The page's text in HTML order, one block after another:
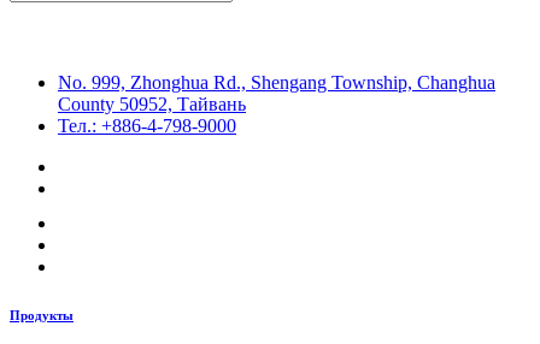
No. 999, Zhonghua Rd., Shengang Township, Changhua
County 50952, Тайвань
Тел.: +886-4-798-9000
Продукты